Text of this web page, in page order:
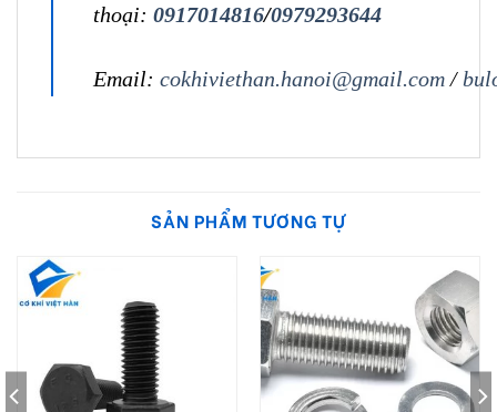
thoại: 0917014816/0979293644
Email: cokhiviethan.hanoi@gmail.com/
SẢN PHẨM TƯƠNG TỰ